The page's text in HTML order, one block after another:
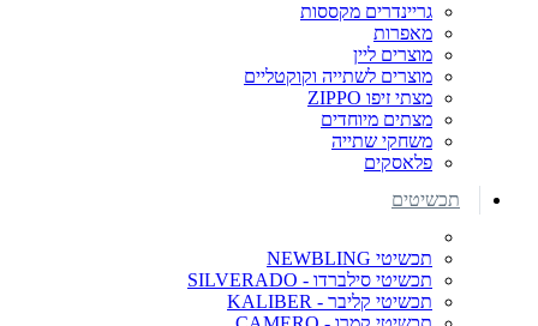
גריינדרים מקססות
מאפרות
מוצרים ליין
מוצרים לשתייה וקוקטליים
מצתי זיפו ZIPPO
מצתים מיוחדים
משחקי שתייה
פלאסקים
תכשיטים
תכשיטי NEWBLING
תכשיטי סילברדו - SILVERADO
תכשיטי קליבר - KALIBER